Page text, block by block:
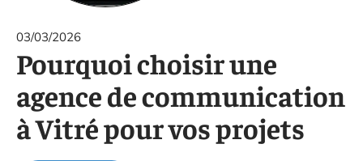
03/03/2026
Pourquoi choisir une
agence de communication
à Vitré pour vos projets